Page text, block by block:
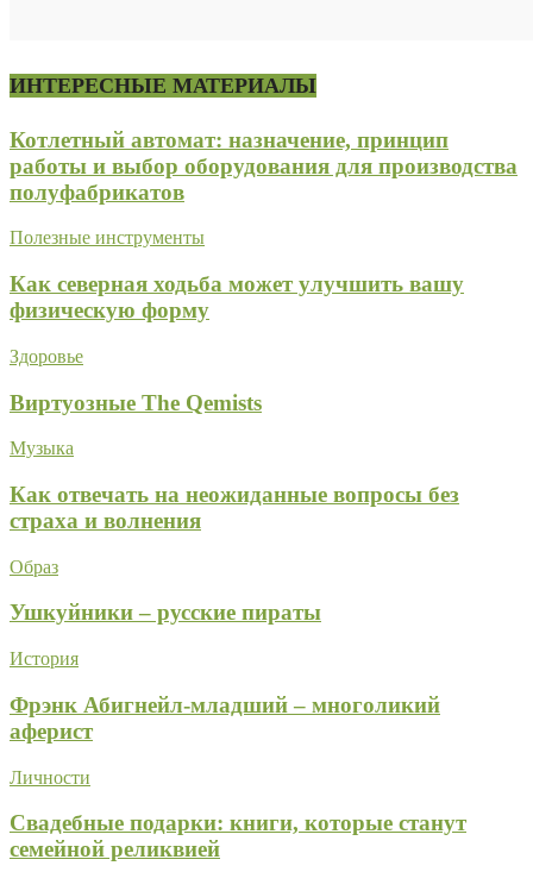
ИНТЕРЕСНЫЕ МАТЕРИАЛЫ
Котлетный автомат: назначение, принцип
работы и выбор оборудования для производства
полуфабрикатов
Полезные инструменты
Как северная ходьба может улучшить вашу
физическую форму
Здоровье
Виртуозные The Qemists
Музыка
Как отвечать на неожиданные вопросы без
страха и волнения
Образ
Ушкуйники – русские пираты
История
Фрэнк Абигнейл-младший – многоликий
аферист
Личности
Свадебные подарки: книги, которые станут
семейной реликвией